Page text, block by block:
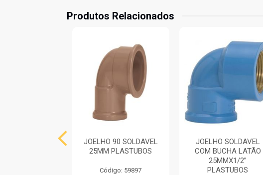
Produtos Relacionados
JOELHO 90 SOLDAVEL
25MM PLASTUBOS
Código: 59897
JOELHO SOLDAVEL
COM BUCHA LATÃO
25MMX1/2”
PLASTUBOS